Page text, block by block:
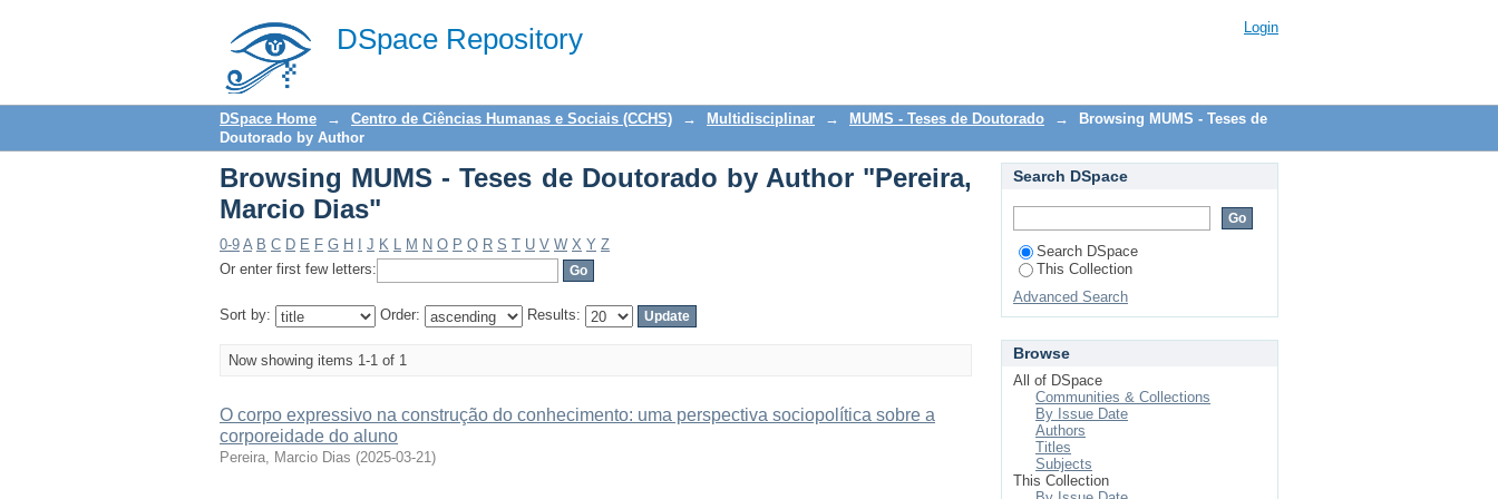
DSpace Repository
Browsing MUMS - Teses de Doutorado by Author "Pereira, Marcio Dias" Login
DSpace Home → Centro de Ciências Humanas e Sociais (CCHS) → Multidisciplinar → MUMS - Teses de Doutorado →
Browsing MUMS - Teses de
Doutorado by Author
Browsing MUMS - Teses de Doutorado by Author "Pereira,
Marcio Dias"
0-9 A B C D E F G H J K L M N O P Q R S T U V W X Y Z
Or enter first few letters:
Sort by: Order: Results:
Now showing items 1-1 of 1
O corpo expressivo na construção do conhecimento: uma perspectiva sociopolítica sobre a
corporeidade do aluno
Pereira, Marcio Dias (2025-03-21)
Search DSpace
Search DSpace
This Collection
Advanced Search
Browse
All of DSpace
Communities & Collections
By Issue Date
Authors
Titles
Subjects
This Collection